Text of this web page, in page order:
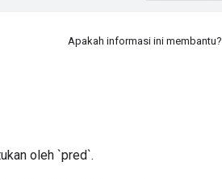
Apakah informasi ini membantu?
oleh `pred`.